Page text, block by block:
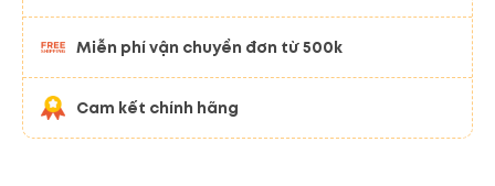
Miễn phí vận chuyển đơn từ 500k
Cam kết chính hãng